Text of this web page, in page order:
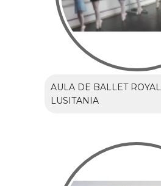
AULA DE BALLET
LUSITANIA